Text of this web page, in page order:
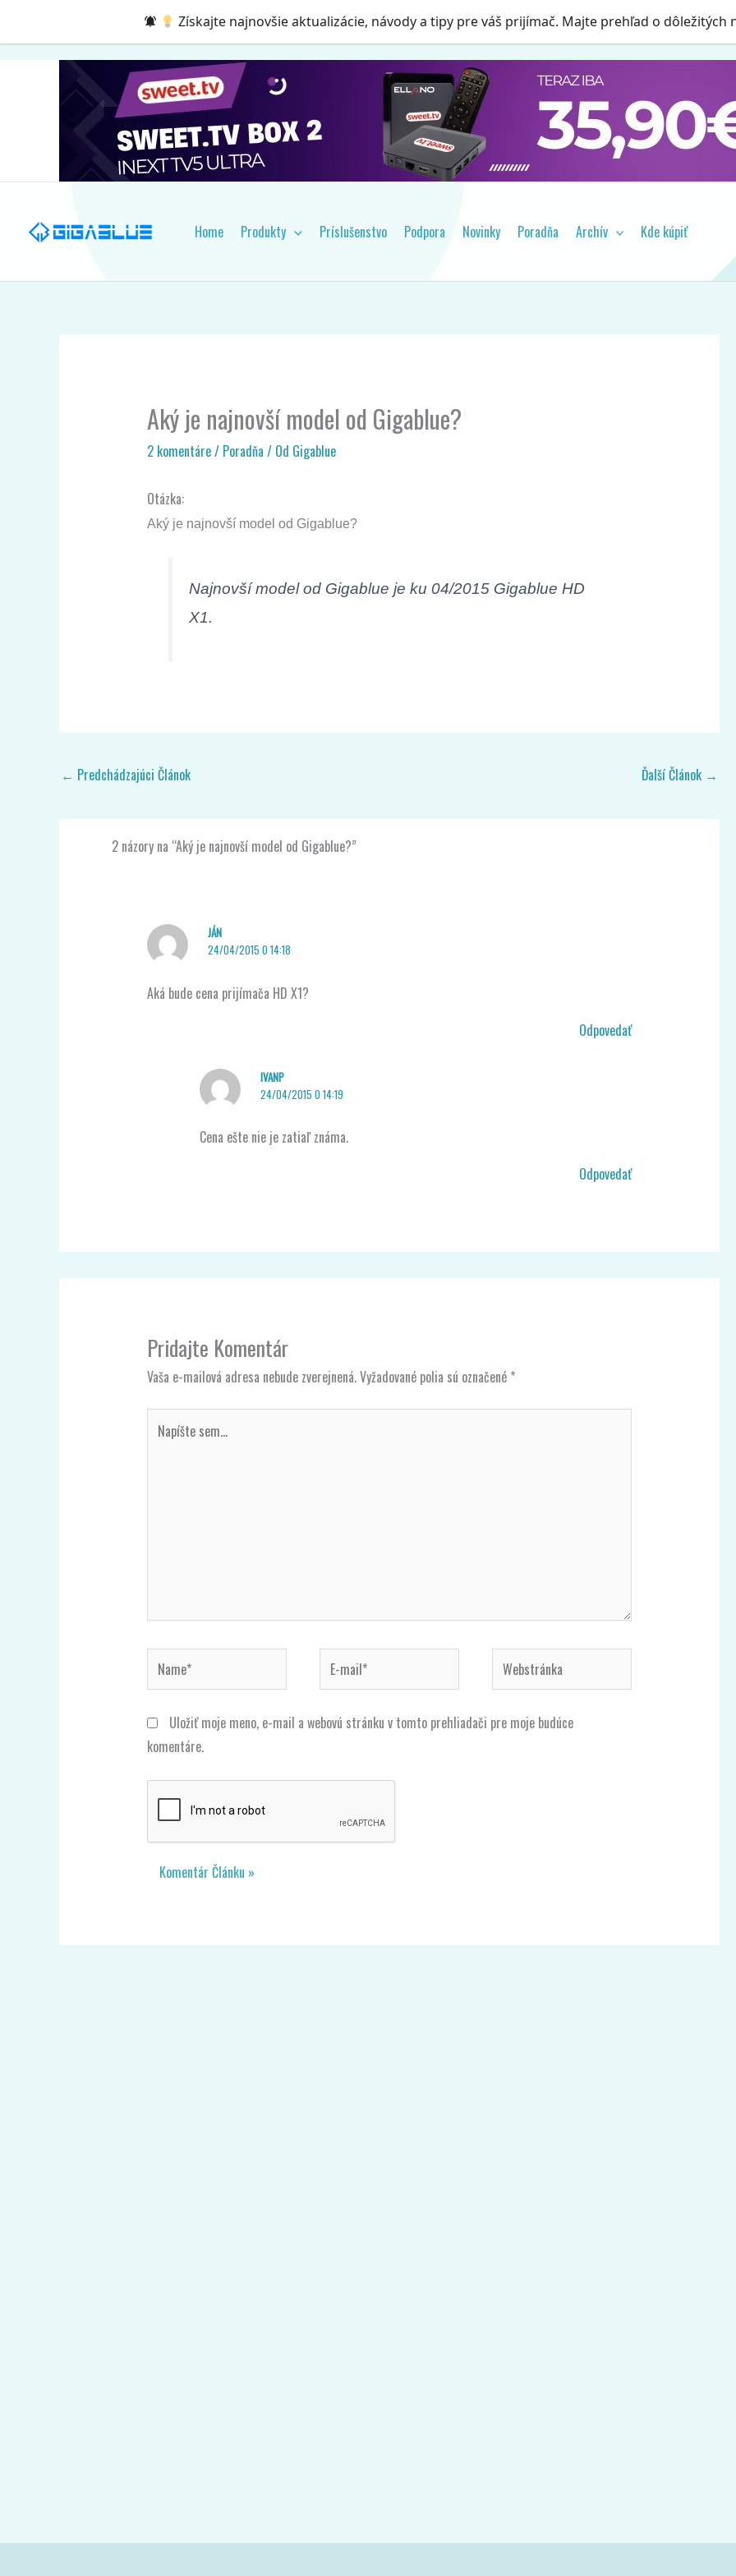
Získajte najnovšie aktualizácie, návody a tipy pre váš prijímač. Majte prehľad o dôležitých
Home Produkty Príslušenstvo Podpora Novinky Poradňa Archív Kde kúpiť
Aký je najnovší model od Gigablue?
2 komentáre/ Poradňa / Od Gigablue
Otázka:
Aký je najnovší model od Gigablue?
Najnovší model od Gigablue je ku 04/2015 Gigablue HD
X1.
← Predchádzajúci Článok Ďalší Článok →
2 názory na “Aký je najnovší model od Gigablue?”
JÁN
24/04/2015 O 14:18
Aká bude cena prijímača HD X1?
Odpovedať
IVANP
24/04/2015 O 14:19
Cena ešte nie je zatiaľ známa.
Odpovedať
Pridajte Komentár
Vaša e-mailová adresa nebude zverejnená.Vyžadované polia sú označené *
sem...
Name* Webstránka
Uložiť moje meno, e-mail a webovú stránku v tomto prehliadači pre moje budúce
komentáre.